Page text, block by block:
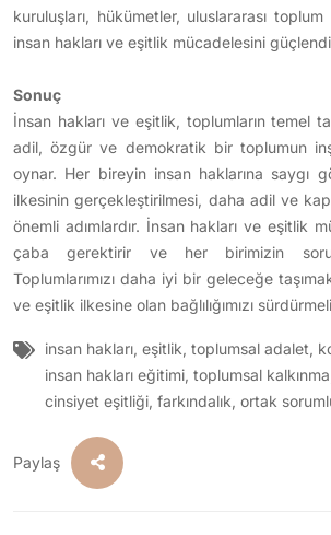
kuruluşları, hükümetler, uluslararası
insan hakları ve eşitlik mücadelesini
Sonuç
İnsan hakları ve eşitlik, toplumların temel
adil, özgür ve demokratik bir toplumun
oynar. Her bireyin insan haklarına saygı
ilkesinin gerçekleştirilmesi, daha adil ve
önemli adımlardır. İnsan hakları ve eşitlik
çaba gerektirir ve her birimizin
Toplumlarımızı daha iyi bir geleceğe
ve eşitlik ilkesine olan bağlılığımızı
insan hakları, eşitlik, toplumsal adalet,
insan hakları eğitimi, toplumsal kalkınma
cinsiyet eşitliği, farkındalık, ortak
Paylaş